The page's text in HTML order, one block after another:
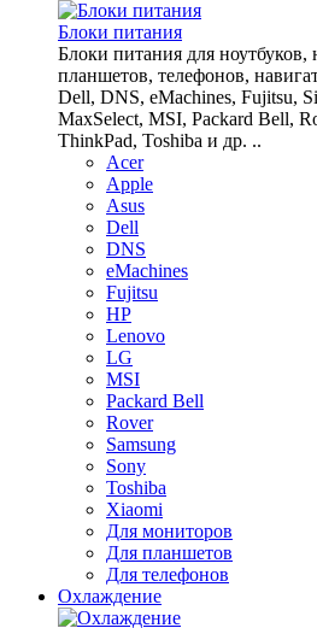
Блоки питания
Блоки питания для ноутбуков,
планшетов, телефонов,
Dell, DNS, eMachines, Fujitsu,
MaxSelect, MSI, Packard Bell,
ThinkPad, Toshiba и др. ..
Acer
Apple
Asus
Dell
DNS
eMachines
Fujitsu
HP
Lenovo
LG
MSI
Packard Bell
Rover
Samsung
Sony
Toshiba
Xiaomi
Для мониторов
Для планшетов
Для телефонов
Охлаждение